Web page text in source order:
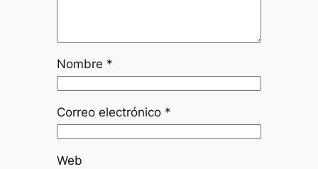
Nombre *
Correo electrónico *
Web